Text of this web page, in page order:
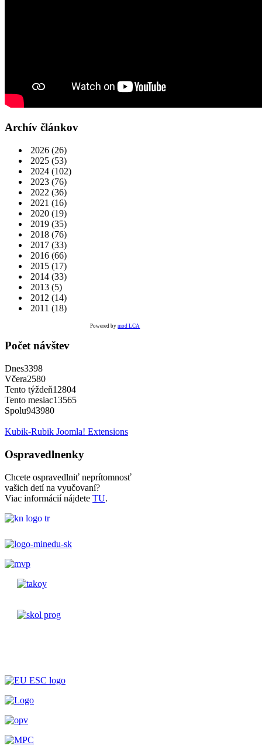
Archív článkov
2026 (26)
2025 (53)
2024 (102)
2023 (76)
2022 (36)
2021 (16)
2020 (19)
2019 (35)
2018 (76)
2017 (33)
2016 (66)
2015 (17)
2014 (33)
2013 (5)
2012 (14)
2011 (18)
Powered bymod LCA
Počet návštev
Dnes3398
Včera2580
Tento týždeň12804
Tento mesiac13565
Spolu943980
Kubik-Rubik Joomla! Extensions
Ospravedlnenky
Chcete ospravedlniť neprítomnosť
vašich detí na vyučovaní?
Viac informácií nájdete TU.